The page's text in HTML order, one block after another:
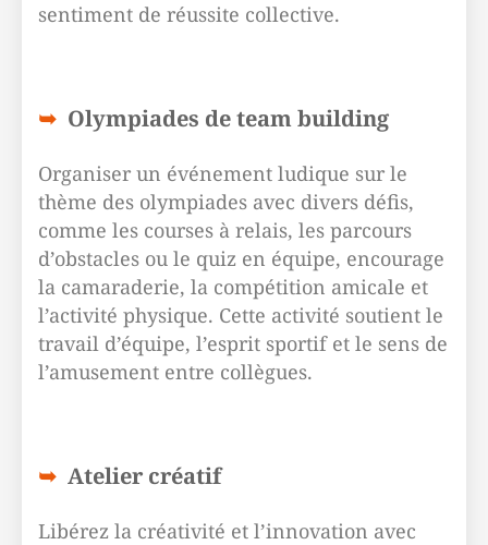
sentiment de réussite collective.
Olympiades de team building
Organiser un événement ludique sur le
thème des olympiades avec divers défis,
comme les courses à relais, les parcours
d’obstacles ou le quiz en équipe, encourage
la camaraderie, la compétition amicale et
l’activité physique. Cette activité soutient le
travail d’équipe, l’esprit sportif et le sens de
l’amusement entre collègues.
Atelier créatif
Libérez la créativité et l’innovation avec